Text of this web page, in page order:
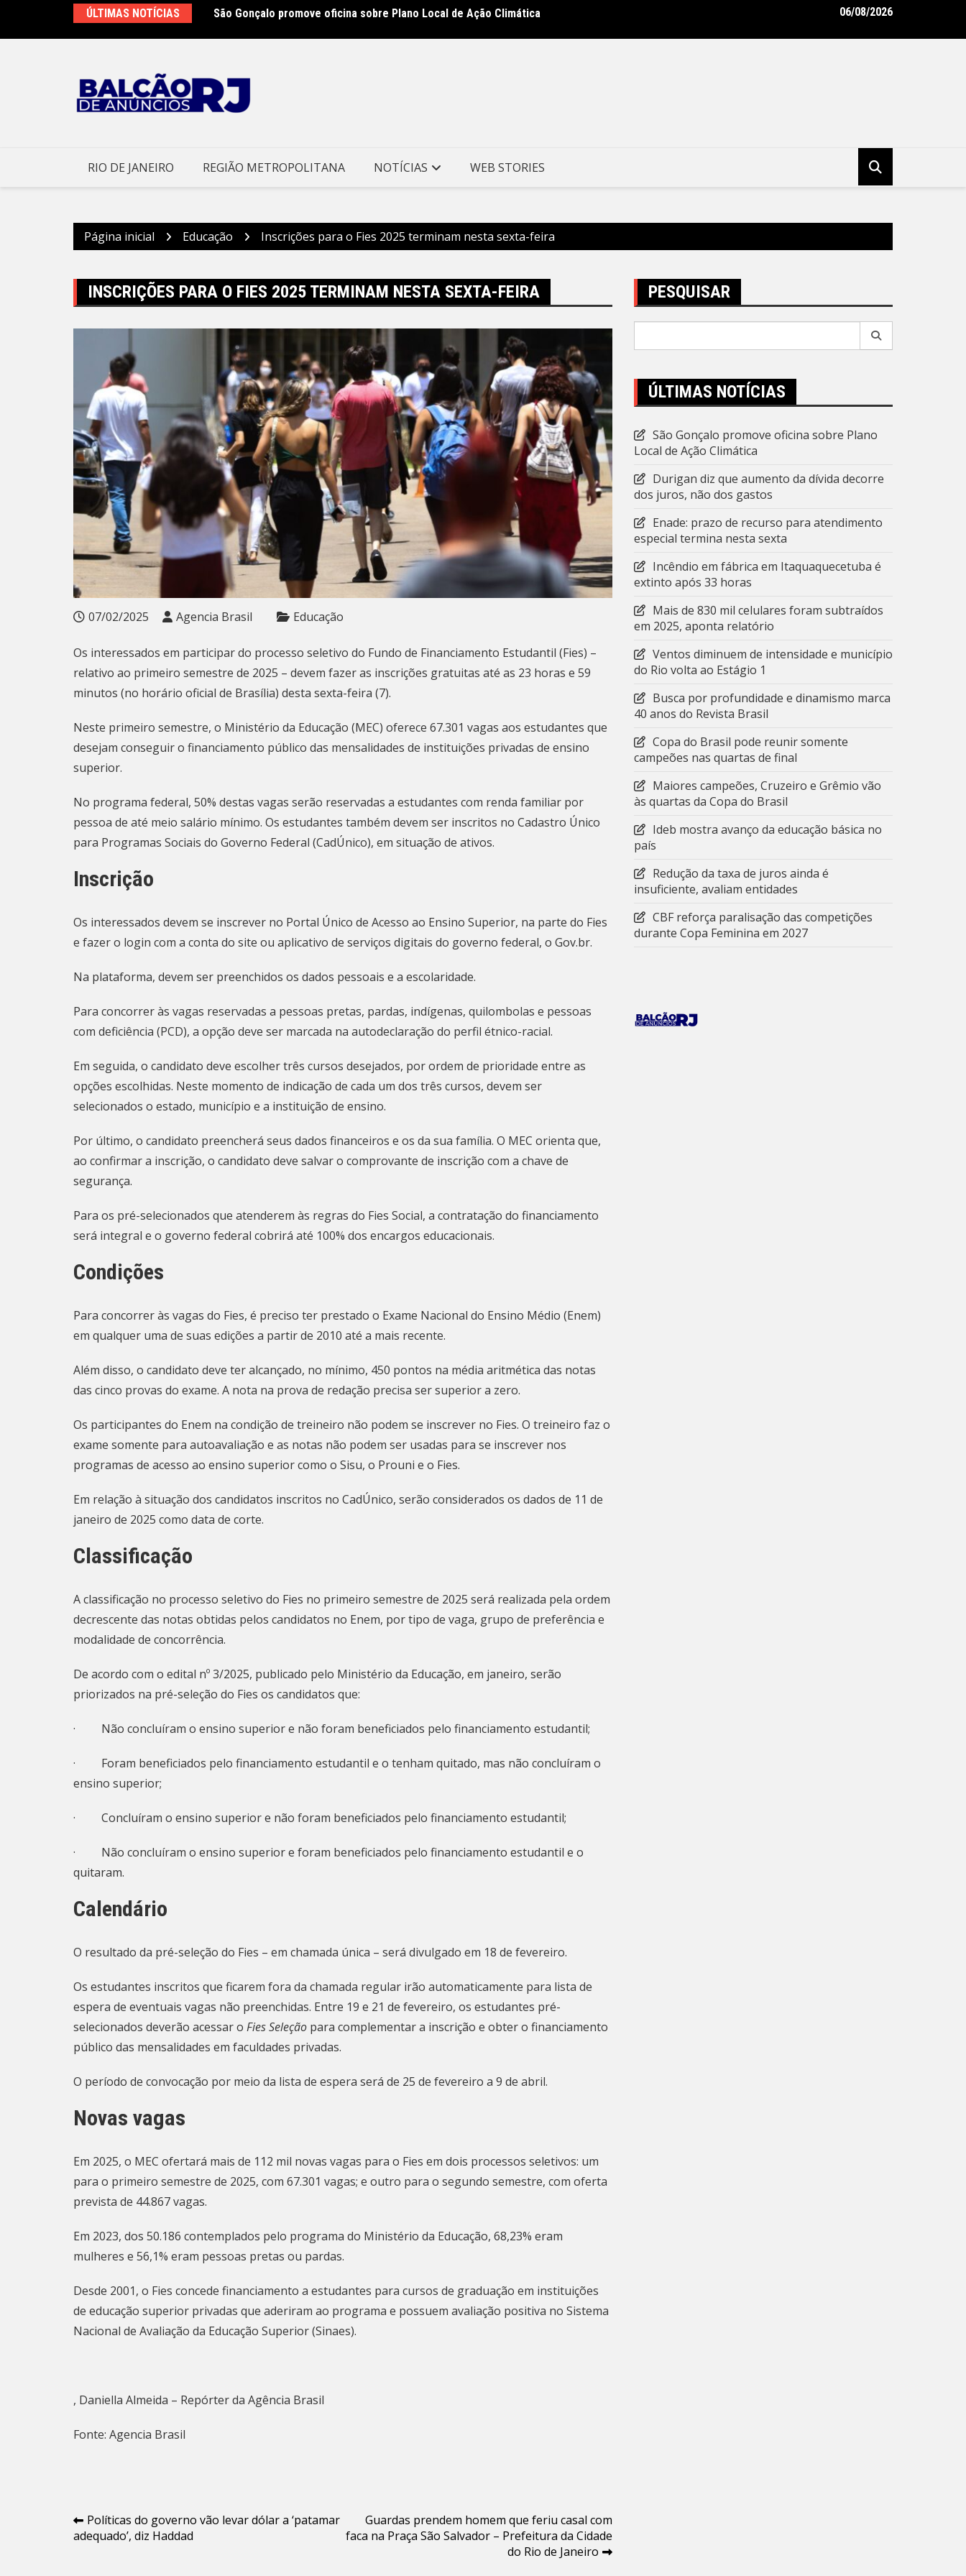
o
ÚLTIMAS NOTÍCIAS São Gonçalo promove oficina sobre Plano Local de Ação Climática
Centro de Referência em Autismo oferece dia especial a mães atípicas
Clin moderniza uniformes e reforça cuidado com a saúde dos garis –
06/08/2026
RIO DE JANEIRO REGIÃO METROPOLITANA NOTÍCIAS WEB STORIES
Página inicial Educação Inscrições para o Fies 2025 terminam nesta sexta-feira
INSCRIÇÕES PARA O FIES 2025 TERMINAM NESTA SEXTA-FEIRA
07/02/2025 Agencia Brasil Educação
Os interessados em participar do processo seletivo do Fundo de Financiamento Estudantil (Fies) –
relativo ao primeiro semestre de 2025 – devem fazer as inscrições gratuitas até as 23 horas e 59
minutos (no horário oficial de Brasília) desta sexta-feira (7).
Neste primeiro semestre, o Ministério da Educação (MEC) oferece 67.301 vagas aos estudantes que
desejam conseguir o financiamento público das mensalidades de instituições privadas de ensino
superior.
No programa federal, 50% destas vagas serão reservadas a estudantes com renda familiar por
pessoa de até meio salário mínimo. Os estudantes também devem ser inscritos no Cadastro Único
para Programas Sociais do Governo Federal (CadÚnico), em situação de ativos.
Inscrição
Os interessados devem se inscrever no Portal Único de Acesso ao Ensino Superior, na parte do Fies
e fazer o login com a conta do site ou aplicativo de serviços digitais do governo federal, o Gov.br.
Na plataforma, devem ser preenchidos os dados pessoais e a escolaridade.
Para concorrer às vagas reservadas a pessoas pretas, pardas, indígenas, quilombolas e pessoas
com deficiência (PCD), a opção deve ser marcada na autodeclaração do perfil étnico-racial.
Em seguida, o candidato deve escolher três cursos desejados, por ordem de prioridade entre as
opções escolhidas. Neste momento de indicação de cada um dos três cursos, devem ser
selecionados o estado, município e a instituição de ensino.
Por último, o candidato preencherá seus dados financeiros e os da sua família. O MEC orienta que,
ao confirmar a inscrição, o candidato deve salvar o comprovante de inscrição com a chave de
segurança.
Para os pré-selecionados que atenderem às regras do Fies Social, a contratação do financiamento
será integral e o governo federal cobrirá até 100% dos encargos educacionais.
Condições
Para concorrer às vagas do Fies, é preciso ter prestado o Exame Nacional do Ensino Médio (Enem)
em qualquer uma de suas edições a partir de 2010 até a mais recente.
Além disso, o candidato deve ter alcançado, no mínimo, 450 pontos na média aritmética das notas
das cinco provas do exame. A nota na prova de redação precisa ser superior a zero.
Os participantes do Enem na condição de treineiro não podem se inscrever no Fies. O treineiro faz o
exame somente para autoavaliação e as notas não podem ser usadas para se inscrever nos
programas de acesso ao ensino superior como o Sisu, o Prouni e o Fies.
Em relação à situação dos candidatos inscritos no CadÚnico, serão considerados os dados de 11 de
janeiro de 2025 como data de corte.
Classificação
A classificação no processo seletivo do Fies no primeiro semestre de 2025 será realizada pela ordem
decrescente das notas obtidas pelos candidatos no Enem, por tipo de vaga, grupo de preferência e
modalidade de concorrência.
De acordo com o edital nº 3/2025, publicado pelo Ministério da Educação, em janeiro, serão
priorizados na pré-seleção do Fies os candidatos que:
· Não concluíram o ensino superior e não foram beneficiados pelo financiamento estudantil;
· Foram beneficiados pelo financiamento estudantil e o tenham quitado, mas não concluíram o
ensino superior;
· Concluíram o ensino superior e não foram beneficiados pelo financiamento estudantil;
· Não concluíram o ensino superior e foram beneficiados pelo financiamento estudantil e o
quitaram.
Calendário
O resultado da pré-seleção do Fies – em chamada única – será divulgado em 18 de fevereiro.
Os estudantes inscritos que ficarem fora da chamada regular irão automaticamente para lista de
espera de eventuais vagas não preenchidas. Entre 19 e 21 de fevereiro, os estudantes pré-
selecionados deverão acessar o Fies Seleção para complementar a inscrição e obter o financiamento
público das mensalidades em faculdades privadas.
O período de convocação por meio da lista de espera será de 25 de fevereiro a 9 de abril.
Novas vagas
Em 2025, o MEC ofertará mais de 112 mil novas vagas para o Fies em dois processos seletivos: um
para o primeiro semestre de 2025, com 67.301 vagas; e outro para o segundo semestre, com oferta
prevista de 44.867 vagas.
Em 2023, dos 50.186 contemplados pelo programa do Ministério da Educação, 68,23% eram
mulheres e 56,1% eram pessoas pretas ou pardas.
Desde 2001, o Fies concede financiamento a estudantes para cursos de graduação em instituições
de educação superior privadas que aderiram ao programa e possuem avaliação positiva no Sistema
Nacional de Avaliação da Educação Superior (Sinaes).
, Daniella Almeida – Repórter da Agência Brasil
Fonte: Agencia Brasil
Navegação
de
Políticas do governo vão levar dólar a ‘patamar
adequado’, diz Haddad
Guardas prendem homem que feriu casal com
faca na Praça São Salvador – Prefeitura da Cidade
do Rio de Janeiro
PESQUISAR
ÚLTIMAS NOTÍCIAS
São Gonçalo promove oficina sobre Plano
Local de Ação Climática
Durigan diz que aumento da dívida decorre
dos juros, não dos gastos
Enade: prazo de recurso para atendimento
especial termina nesta sexta
Incêndio em fábrica em Itaquaquecetuba é
extinto após 33 horas
Mais de 830 mil celulares foram subtraídos
em 2025, aponta relatório
Ventos diminuem de intensidade e município
do Rio volta ao Estágio 1
Busca por profundidade e dinamismo marca
40 anos do Revista Brasil
Copa do Brasil pode reunir somente
campeões nas quartas de final
Maiores campeões, Cruzeiro e Grêmio vão
às quartas da Copa do Brasil
Ideb mostra avanço da educação básica no
país
Redução da taxa de juros ainda é
insuficiente, avaliam entidades
CBF reforça paralisação das competições
durante Copa Feminina em 2027